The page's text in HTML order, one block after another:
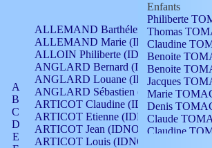
A
B
C
D
E
ALLEMAND Barthélemy (IDNO 330)
ALLEMAND Marie (IDNO 165)
ALLOIN Philiberte (IDNO 449)
ANGLARD Bernard (IDNO 4)
ANGLARD Louane (IDNO 4)
ANGLARD Sébastien (IDNO 4)
ARTICOT Claudine (IDNO 105)
ARTICOT Etienne (IDNO 420)
ARTICOT Jean (IDNO 210)
ARTICOT Louis (IDNO 420)
Enfants
Philiberte
Thomas
Claudine
Benoite
Benoite
Jacques
Marie
Denis
Claude
Claudine